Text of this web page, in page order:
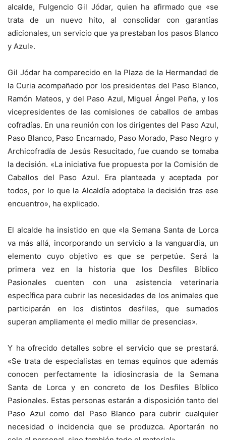
alcalde, Fulgencio Gil Jódar, quien ha afirmado que «se
trata de un nuevo hito, al consolidar con garantías
adicionales, un servicio que ya prestaban los pasos Blanco
y Azul».
Gil Jódar ha comparecido en la Plaza de la Hermandad de
la Curia acompañado por los presidentes del Paso Blanco,
Ramón Mateos, y del Paso Azul, Miguel Ángel Peña, y los
vicepresidentes de las comisiones de caballos de ambas
cofradías. En una reunión con los dirigentes del Paso Azul,
Paso Blanco, Paso Encarnado, Paso Morado, Paso Negro y
Archicofradía de Jesús Resucitado, fue cuando se tomaba
la decisión. «La iniciativa fue propuesta por la Comisión de
Caballos del Paso Azul. Era planteada y aceptada por
todos, por lo que la Alcaldía adoptaba la decisión tras ese
encuentro», ha explicado.
El alcalde ha insistido en que «la Semana Santa de Lorca
va más allá, incorporando un servicio a la vanguardia, un
elemento cuyo objetivo es que se perpetúe. Será la
primera vez en la historia que los Desfiles Bíblico
Pasionales cuenten con una asistencia veterinaria
específica para cubrir las necesidades de los animales que
participarán en los distintos desfiles, que sumados
superan ampliamente el medio millar de presencias».
Y ha ofrecido detalles sobre el servicio que se prestará.
«Se trata de especialistas en temas equinos que además
conocen perfectamente la idiosincrasia de la Semana
Santa de Lorca y en concreto de los Desfiles Bíblico
Pasionales. Estas personas estarán a disposición tanto del
Paso Azul como del Paso Blanco para cubrir cualquier
necesidad o incidencia que se produzca. Aportarán no